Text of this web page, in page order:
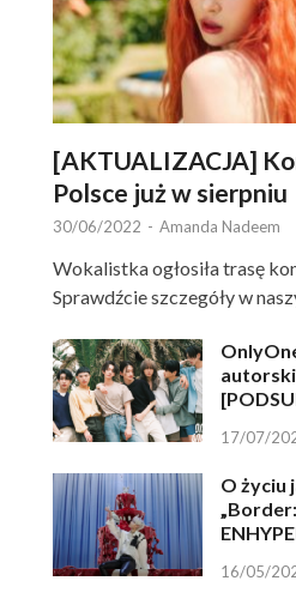
[AKTUALIZACJA]
Polsce już w sierpniu
30/06/2022 - Amanda Nadeem
Wokalistka ogłosiła trasę
Sprawdźcie szczegóły w
17/07/
O życiu
16/05/